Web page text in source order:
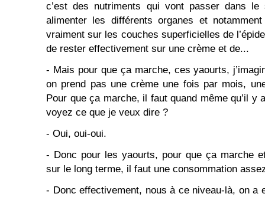
c’est des nutriments qui vont passer dans le
alimenter les différents organes et
vraiment sur les couches superficielles de
de rester effectivement sur une crème et de...
- Mais pour que ça marche, ces yaourts,
on prend pas une crème une fois par mois,
Pour que ça marche, il faut quand même qu’il y
voyez ce que je veux dire ?
- Oui, oui-oui.
- Donc pour les yaourts, pour que ça marche
sur le long terme, il faut une consommation
- Donc effectivement, nous à ce niveau-là, on a